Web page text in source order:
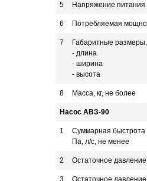
5 Напряжение питания
6 Потребляемая
7
Габаритные
- длина
- ширина
- высота
8 Масса, кг, не более
Насос АВЗ-90
1
Суммарная быстрота
Па, л/с, не менее
2 Остаточное
3 Остаточное